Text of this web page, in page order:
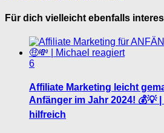
Für dich vielleicht ebenfalls
6
Affiliate Marketing leicht
Anfänger im Jahr 2024! 💰💡
hilfreich